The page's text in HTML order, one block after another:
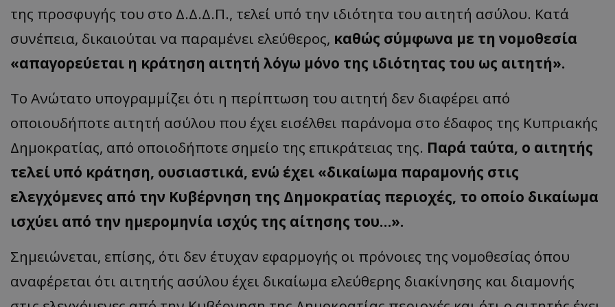
της προσφυγής του στο Δ.Δ.Δ.Π., τελεί υπό την ιδιότητα του αιτητή ασύλου. Κατά
συνέπεια, δικαιούται να παραμένει ελεύθερος, καθώς σύμφωνα με τη νομοθεσία
«απαγορεύεται η κράτηση αιτητή λόγω μόνο της ιδιότητας του ως αιτητή».
Το Ανώτατο υπογραμμίζει ότι η περίπτωση του αιτητή δεν διαφέρει από
οποιουδήποτε αιτητή ασύλου που έχει εισέλθει παράνομα στο έδαφος της Κυπριακής
Δημοκρατίας, από οποιοδήποτε σημείο της επικράτειας της. Παρά ταύτα, ο αιτητής
τελεί υπό κράτηση, ουσιαστικά, ενώ έχει «δικαίωμα παραμονής στις
ελεγχόμενες από την Κυβέρνηση της Δημοκρατίας περιοχές, το οποίο δικαίωμα
ισχύει από την ημερομηνία ισχύς της αίτησης του…».
Σημειώνεται, επίσης, ότι δεν έτυχαν εφαρμογής οι πρόνοιες της νομοθεσίας όπου
αναφέρεται ότι αιτητής ασύλου έχει δικαίωμα ελεύθερης διακίνησης και διαμονής
ASP.NET_SessionId
Microsoft Corporation
συνεδρία
Αυτό το cookie
πληροφορίες
τυχόν
VISITOR_PRIVACY_METADATA
YouTube
.youtube.com
5 μήνες 4
για να
συγκατάθεση
επιλογές
αλληλεπίδρασή
ιστοσελίδα.
απορρήτου,
οι προτιμήσεις
__cf_bm
για τον
τη χρήση του
Cloudflare Inc.
Αυτό το cookie